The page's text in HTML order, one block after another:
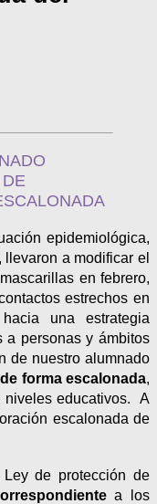
epidemiológica,
a modificar el
en febrero,
estrechos en
una estrategia
a personas y ámbitos
de nuestro alumnado
forma escalonada,
niveles educativos. A
escalonada de
de protección de
a los